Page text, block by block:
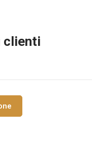
clienti